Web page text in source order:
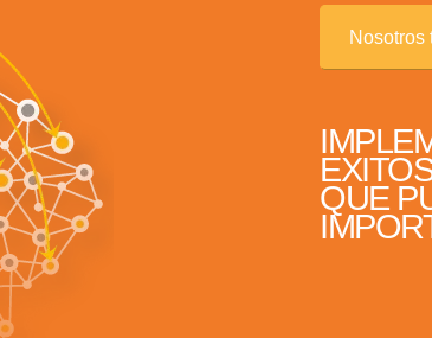
Nosotros
QUE